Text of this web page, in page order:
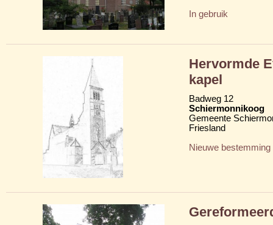
In gebruik
Hervormde
kapel
Badweg 12
Schiermonnikoog
Gemeente
Friesland
Nieuwe bestemming